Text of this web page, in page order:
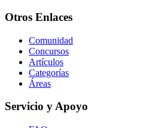
Otros Enlaces
Comunidad
Concursos
Artículos
Categorías
Áreas
Servicio y Apoyo